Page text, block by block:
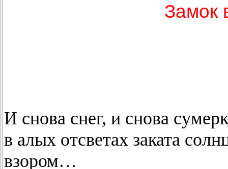
Замок
И снова снег, и снова
в алых отсветах заката
взором…